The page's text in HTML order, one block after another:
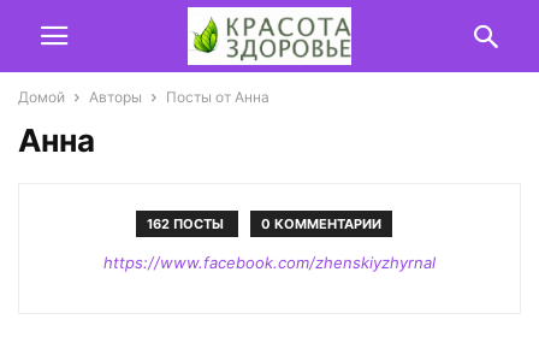
Домой Авторы Посты от Анна
Анна
162 ПОСТЫ 0 КОММЕНТАРИИ
https://www.facebook.com/zhenskiyzhyrnal